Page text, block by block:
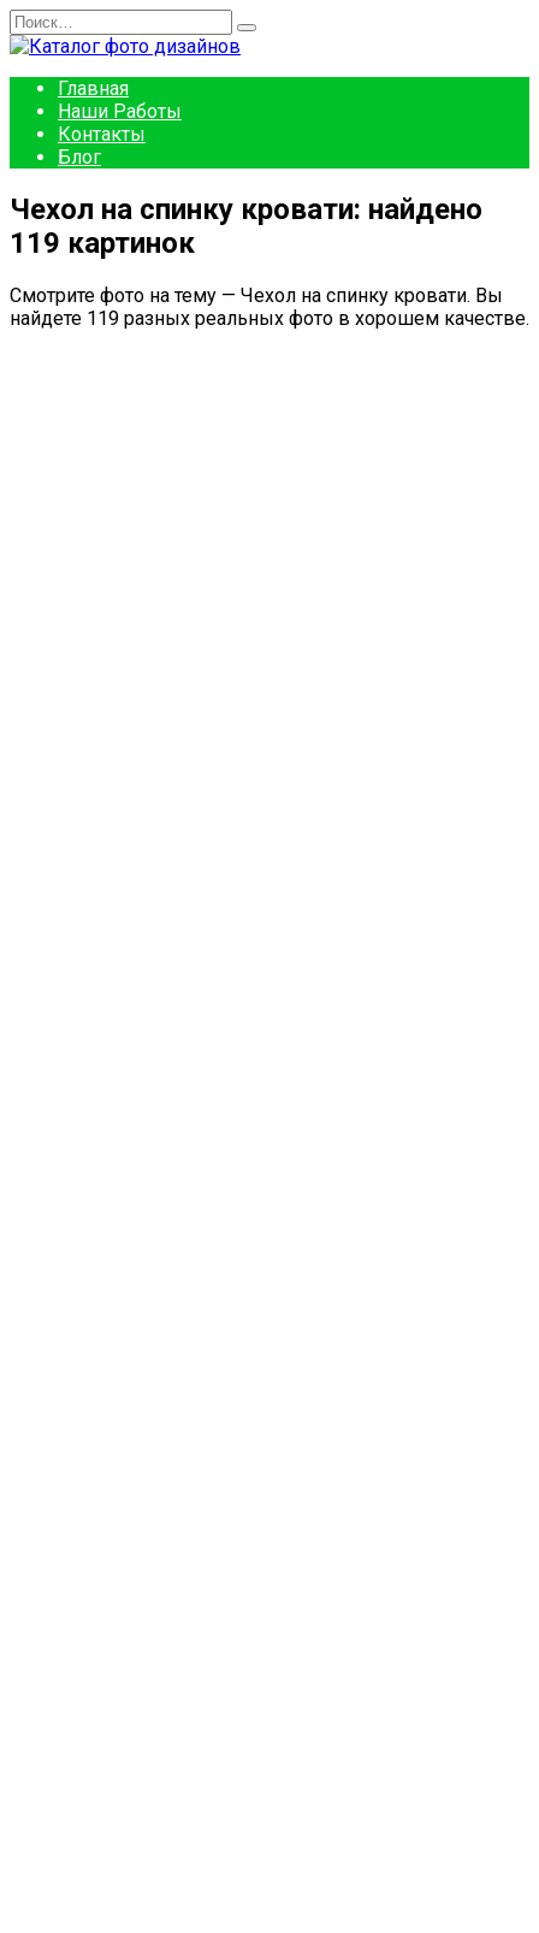
Перейти
к
Search
for:
Главная
Наши Работы
Контакты
Блог
Чехол на спинку кровати: найдено
119 картинок
Смотрите фото на тему — Чехол на спинку кровати. Вы
найдете 119 разных реальных фото в хорошем качестве.